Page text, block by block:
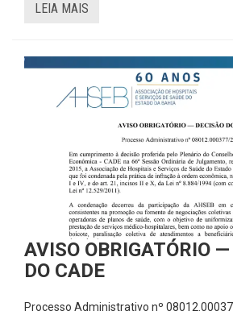
LEIA MAIS
AVISO OBRIGATÓRIO
DO CADE
Processo Administrativo nº